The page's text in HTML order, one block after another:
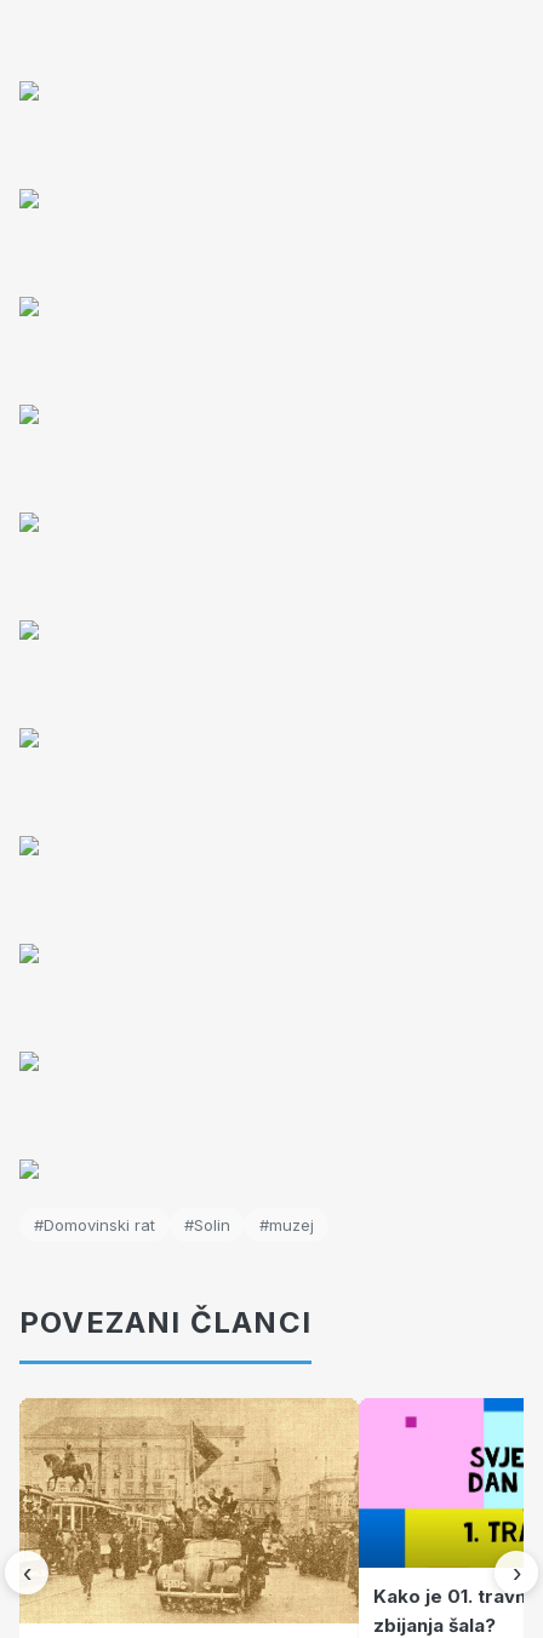
#Domovinski rat #Solin #muzej
POVEZANI ČLANCI
‹
Kako je 01.
zbijanja šala?
›